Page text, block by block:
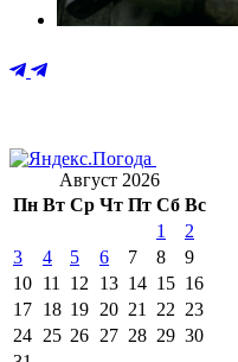
Август 2026
Пн Вт Ср Чт Пт Сб Вс
1
2
3
4 5 6 7 8
9
10 11 12 13 14 15 16
17 18 19 20 21 22 23
24 25 26 27 28 29 30